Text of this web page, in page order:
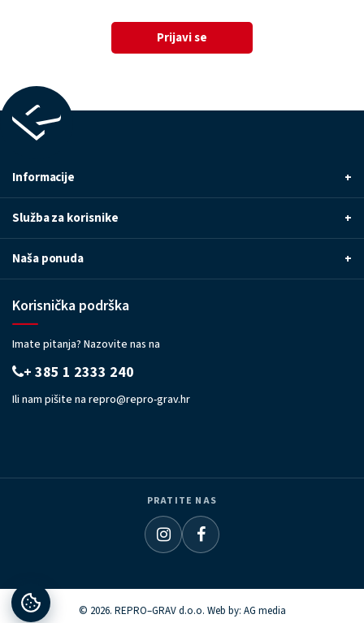
Prijavi se
Informacije +
Služba za korisnike +
Naša ponuda +
Korisnička podrška
Imate pitanja? Nazovite nas na
+ 385 1 2333 240
Ili nam pišite na repro@repro-grav.hr
PRATITE NAS
© 2026. REPRO–GRAV d.o.o. Web by: AG media